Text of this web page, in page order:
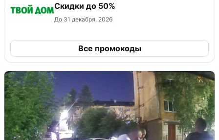
Скидки до 50%
До 31 декабря, 2026
Все промокоды